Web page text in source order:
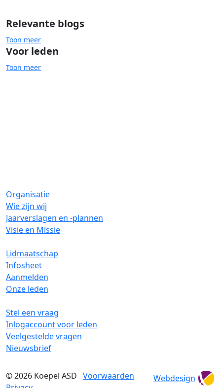
Relevante blogs
Toon meer
Voor leden
Toon meer
Organisatie
Wie zijn wij
Jaarverslagen en -plannen
Visie en Missie
Lidmaatschap
Infosheet
Aanmelden
Onze leden
Stel een vraag
Inlogaccount voor leden
Veelgestelde vragen
Nieuwsbrief
© 2026 Koepel ASD Voorwaarden
Webdesign